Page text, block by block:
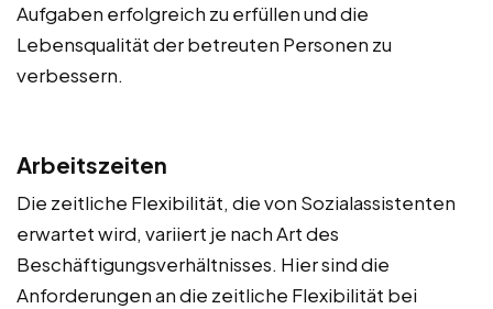
Aufgaben erfolgreich zu erfüllen und die
Lebensqualität der betreuten Personen zu
verbessern.
Arbeitszeiten
Die zeitliche Flexibilität, die von Sozialassistenten
erwartet wird, variiert je nach Art des
Beschäftigungsverhältnisses. Hier sind die
Anforderungen an die zeitliche Flexibilität bei